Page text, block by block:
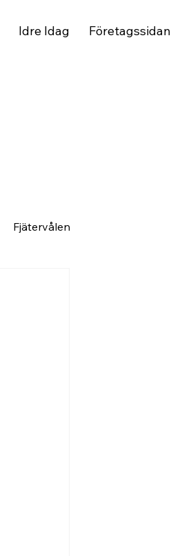
Idre Idag Företagssidan
Fjätervålen